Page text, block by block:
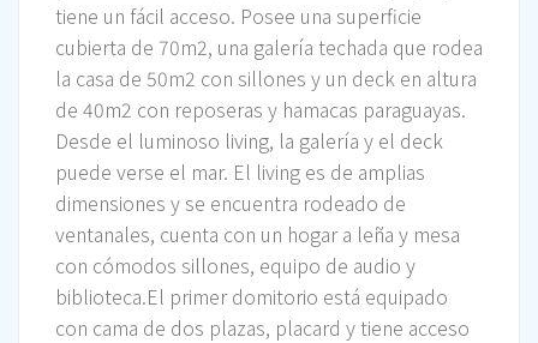
tiene un fácil acceso. Posee una superficie
cubierta de 70m2, una galería techada que rodea
la casa de 50m2 con sillones y un deck en altura
de 40m2 con reposeras y hamacas paraguayas.
Desde el luminoso living, la galería y el deck
puede verse el mar. El living es de amplias
dimensiones y se encuentra rodeado de
ventanales, cuenta con un hogar a leña y mesa
con cómodos sillones, equipo de audio y
biblioteca.El primer domitorio está equipado
con cama de dos plazas, placard y tiene acceso